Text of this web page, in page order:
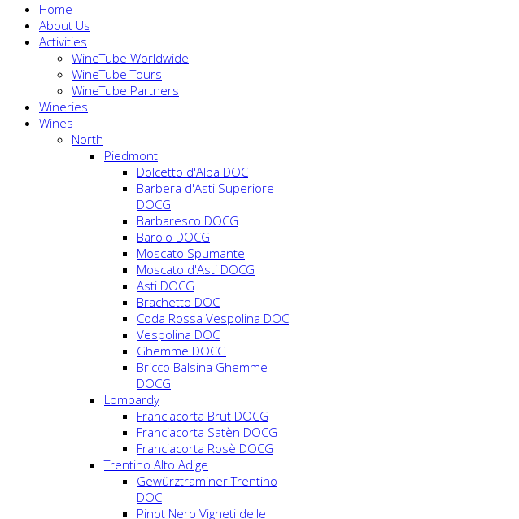
Home
About Us
Activities
WineTube Worldwide
WineTube Tours
WineTube Partners
Wineries
Wines
North
Piedmont
Dolcetto d'Alba DOC
Barbera d'Asti Superiore
DOCG
Barbaresco DOCG
Barolo DOCG
Moscato Spumante
Moscato d'Asti DOCG
Asti DOCG
Brachetto DOC
Coda Rossa Vespolina DOC
Vespolina DOC
Ghemme DOCG
Bricco Balsina Ghemme
DOCG
Lombardy
Franciacorta Brut DOCG
Franciacorta Satèn DOCG
Franciacorta Rosè DOCG
Trentino Alto Adige
Gewürztraminer Trentino
DOC
Pinot Nero Vigneti delle